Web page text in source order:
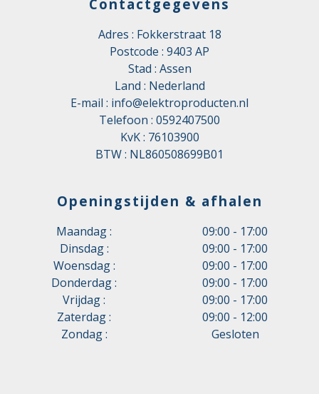
Contactgegevens
Adres : Fokkerstraat 18
Postcode : 9403 AP
Stad : Assen
Land : Nederland
E-mail : info@elektroproducten.nl
Telefoon : 0592407500
KvK : 76103900
BTW : NL860508699B01
Openingstijden & afhalen
Maandag :
09:00 - 17:00
Dinsdag :
09:00 - 17:00
Woensdag :
09:00 - 17:00
Donderdag :
09:00 - 17:00
Vrijdag :
09:00 - 17:00
Zaterdag :
09:00 - 12:00
Zondag :
Gesloten